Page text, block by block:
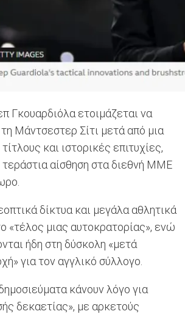
Γκουαρδιόλα ετοιμάζεται να
Μάντσεστερ Σίτι μετά από μια
και ιστορικές επιτυχίες,
αίσθηση στα διεθνή MME
δίκτυα και μεγάλα αθλητικά
«τέλος μιας αυτοκρατορίας», ενώ
ήδη στη δύσκολη «μετά
για τον αγγλικό σύλλογο.
κάνουν λόγο για
δεκαετίας», με αρκετούς